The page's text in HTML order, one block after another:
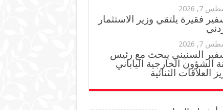
7, 2026
فقيرة يلتقي وزير الاستثمار
7, 2026
السنيني يبحث مع رئيس
الشؤون الخارجية الياباني
العلاقات الثنائية